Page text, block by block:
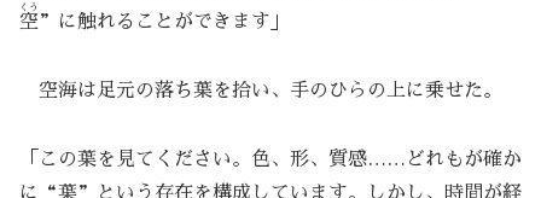
空
くう
”に触れることができます」
空海は足元の落ち葉を拾い、手のひらの上に乗せた。
「この葉を見てください。色、形、質感……どれもが確か
に“葉”という存在を構成しています。しかし、時間が経